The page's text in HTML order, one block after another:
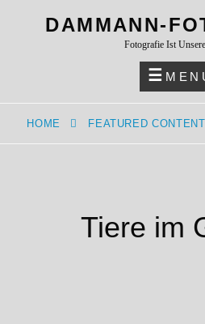
DAMMANN-
Fotografie Ist
HOME FEATURED CONTENT
Tiere im